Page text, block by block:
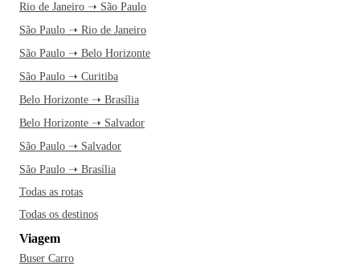
Rio de Janeiro ➝ São Paulo
São Paulo ➝ Rio de Janeiro
São Paulo ➝ Belo Horizonte
São Paulo ➝ Curitiba
Belo Horizonte ➝ Brasília
Belo Horizonte ➝ Salvador
São Paulo ➝ Salvador
São Paulo ➝ Brasília
Todas as rotas
Todas os destinos
Viagem
Buser Carro